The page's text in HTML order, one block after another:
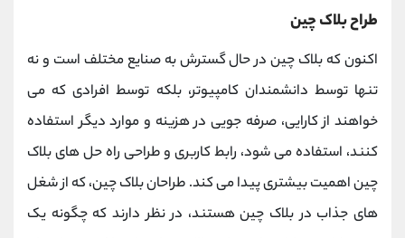
طراح بلاک چین
اکنون که بلاک چین در حال گسترش به صنایع مختلف است و نه
تنها توسط دانشمندان کامپیوتر، بلکه توسط افرادی که می
خواهند از کارایی، صرفه جویی در هزینه و موارد دیگر استفاده
کنند، استفاده می شود، رابط کاربری و طراحی راه حل های بلاک
چین اهمیت بیشتری پیدا می کند. طراحان بلاک چین، که از شغل
های جذاب در بلاک چین هستند، در نظر دارند که چگونه یک